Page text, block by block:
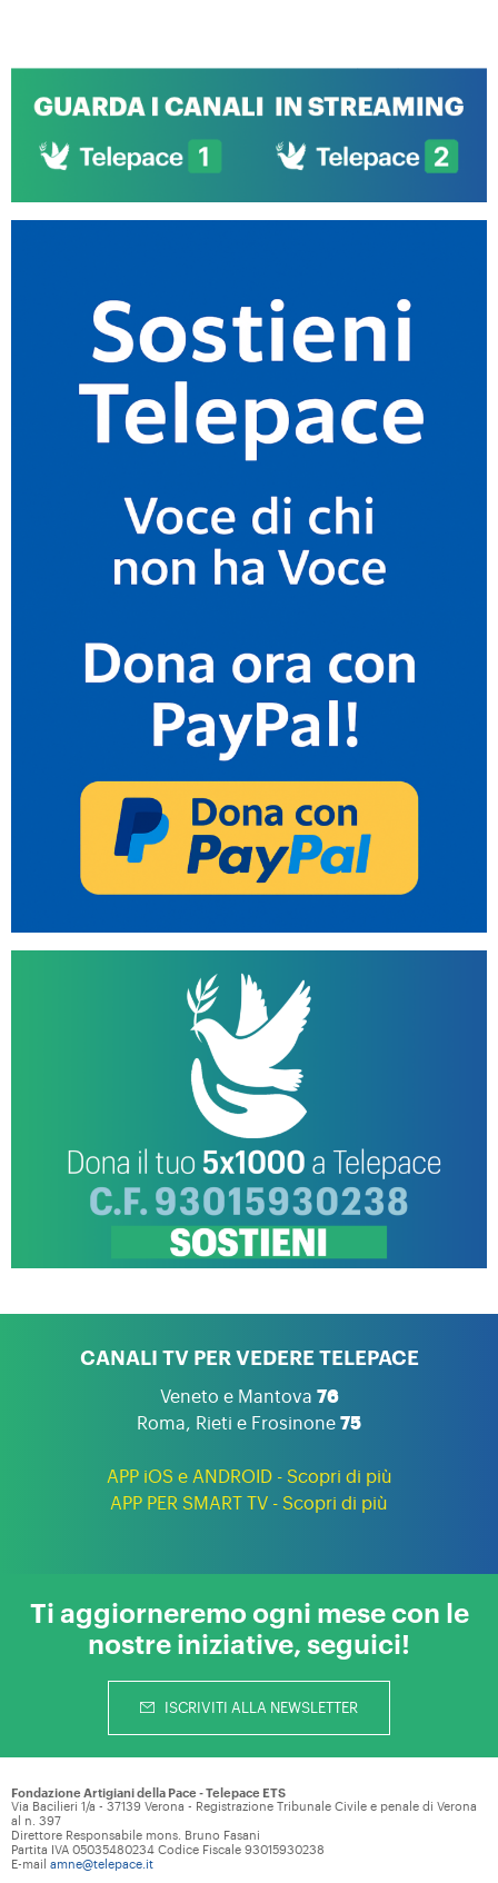
CANALI TV PER VEDERE TELEPACE
Veneto e Mantova 76
Roma, Rieti e Frosinone 75
APP iOS e ANDROID - Scopri di più
APP PER SMART TV - Scopri di più
Ti aggiorneremo ogni mese con le
nostre iniziative, seguici!
ISCRIVITI ALLA NEWSLETTER
Fondazione Artigiani della Pace - Telepace ETS
Via Bacilieri 1/a - 37139 Verona - Registrazione Tribunale Civile e penale di Verona
al n. 397
Direttore Responsabile mons. Bruno Fasani
Partita IVA 05035480234 Codice Fiscale 93015930238
E-mail amne@telepace.it